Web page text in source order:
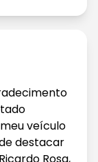
veículo
destacar
Rosa,